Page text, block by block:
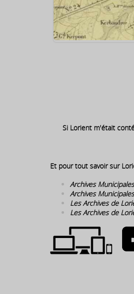
Si Lorient m'était
Et pour tout savoir sur
Archives
Archives
Les Archives de
Les Archives de